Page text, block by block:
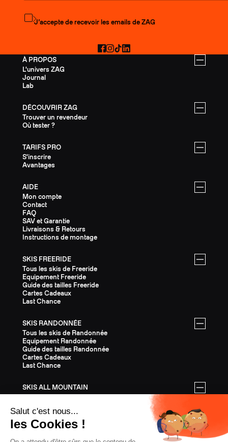
À PROPOS
L'univers ZAG
Journal
Lab
DÉCOUVRIR ZAG
Trouver un revendeur
Où tester ?
TARIFS PRO
S'inscrire
Avantages
AIDE
Mon compte
Contact
FAQ
SAV et Garantie
Livraisons & Retours
Instructions de montage
SKIS FREERIDE
Tous les skis de Freeride
Equipement Freeride
Guide des tailles Freeride
Cartes Cadeaux
Last Chance
SKIS RANDONNÉE
Tous les skis de Randonnée
Equipement Randonnée
Guide des tailles Randonnée
Cartes Cadeaux
Last Chance
SKIS ALL MOUNTAIN
Guide des tailles All Mountain
Cartes Cadeaux
Last Chance
S'abonner à la newsletter
J’accepte de recevoir les emails de ZAG
Facebook
Instagram
TikTokLinkedIn